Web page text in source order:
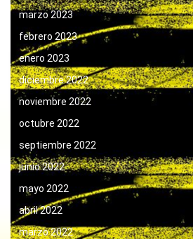
marzo 2023
febrero 2023
enero 2023
diciembre 2022
noviembre 2022
octubre 2022
septiembre 2022
junio 2022
mayo 2022
abril 2022
marzo 2022